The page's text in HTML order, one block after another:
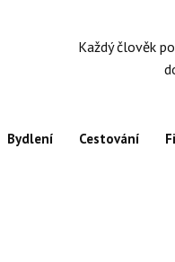
Každý člověk
Bydlení Cestování